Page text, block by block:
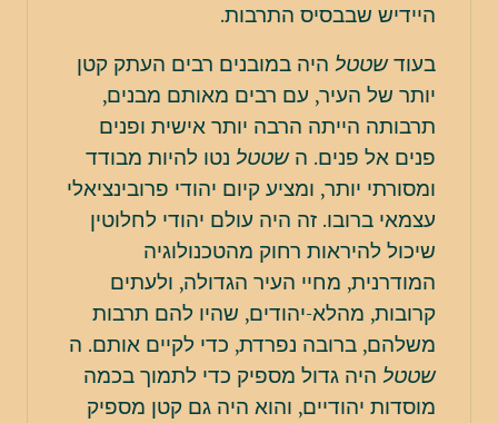
היידיש שבבסיס התרבות.
בעודשטטל היה במובנים רבים העתק קטן
יותר של העיר, עם רבים מאותם מבנים,
תרבותה הייתה הרבה יותר אישית ופנים
פנים אל פנים. השטטל נטו להיות מבודד
ומסורתי יותר, ומציע קיום יהודי פרובינציאלי
עצמאי ברובו. זה היה עולם יהודי לחלוטין
שיכול להיראות רחוק מהטכנולוגיה
המודרנית, מחיי העיר הגדולה, ולעתים
קרובות, מהלא-יהודים, שהיו להם תרבות
משלהם, ברובה נפרדת, כדי לקיים אותם. ה
שטטל היה גדול מספיק כדי לתמוך בכמה
מוסדות יהודיים, והוא היה גם קטן מספיק